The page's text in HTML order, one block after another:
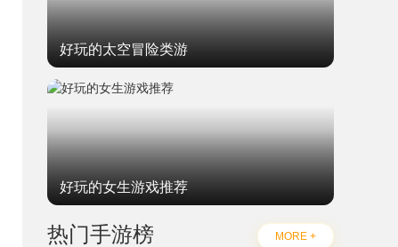
好玩的太空冒险类游
好玩的女生游戏推荐
热门手游榜 MORE +